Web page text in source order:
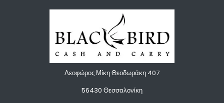
Λεοφώρος Μίκη Θεοδωράκη 407
56430 Θεσσαλονίκη